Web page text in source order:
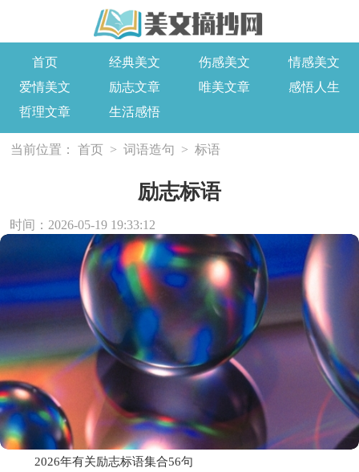
首页 经典美文 伤感美文
情感美文
爱情美文
励志文章 唯美文章
感悟人生
哲理文章
生活感悟
当前位置： 首页 > 词语造句 > 标语
励志标语
时间：2026-05-19 19:33:12
2026年有关励志标语集合56句